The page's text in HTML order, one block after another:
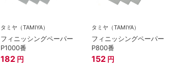
タミヤ（TAMIYA）
フィニッシングペーパー
P1000番
182 円
タミヤ（TAMIYA）
フィニッシングペーパー
P800番
152 円